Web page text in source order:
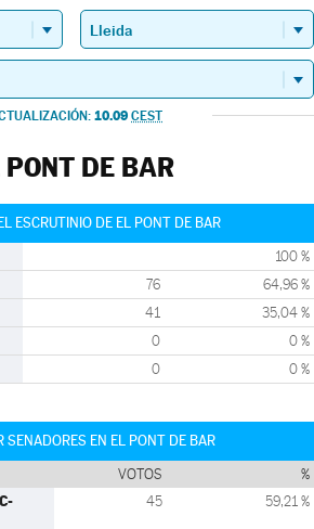
10.09 CEST
PONT DE BAR
ESCRUTINIO DE EL PONT DE BAR
100 %
76 64,96 %
41 35,04 %
0 0 %
0 0 %
SENADORES EN EL PONT DE BAR
VOTOS %
45 59,21 %